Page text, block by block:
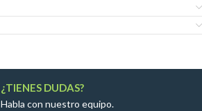
¿TIENES DUDAS?
Habla con nuestro equipo.